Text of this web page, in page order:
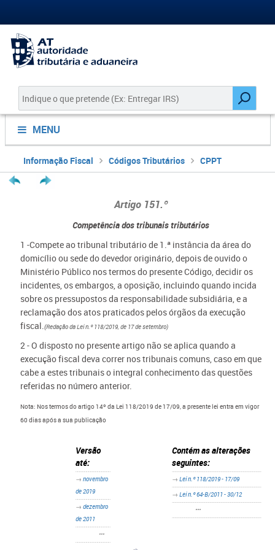
MENU
Informação Fiscal Códigos Tributários CPPT
Artigo 151.º
Competência dos tribunais tributários
1 -Compete ao tribunal tributário de 1.ª instância da área do
domicílio ou sede do devedor originário, depois de ouvido o
Ministério Público nos termos do presente Código, decidir os
incidentes, os embargos, a oposição, incluindo quando incida
sobre os pressupostos da responsabilidade subsidiária, e a
reclamação dos atos praticados pelos órgãos da execução
fiscal.(Redação da Lei n.º 118/2019, de 17 de setembro)
2 - O disposto no presente artigo não se aplica quando a
execução fiscal deva correr nos tribunais comuns, caso em que
cabe a estes tribunais o integral conhecimento das questões
referidas no número anterior.
Nota: Nos termos do artigo 14º da Lei 118/2019 de 17/09, a presente lei entra em vigor
60 dias após a sua publicação
Versão
até:
→ novembro
de 2019
→ dezembro
de 2011
•••
Contém as alterações
seguintes:
→ Lei n.º 118/2019 - 17/09
→ Lei n.º 64-B/2011 - 30/12
•••